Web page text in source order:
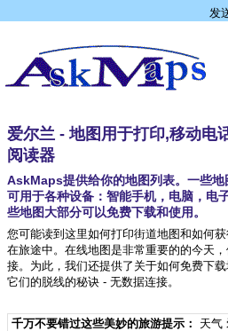
发
爱尔兰 - 地图用于打印,移动电
阅读器
AskMaps提供给你的地图列表。一些
可用于各种设备：智能手机，电脑，电
些地图大部分可以免费下载和使用。
您可能读到这里如何打印街道地图和如何
在旅途中。在线地图是非常重要的的今天
接。为此，我们还提供了关于如何免费下
它们的脱线的秘诀 - 无数据连接。
千万不要错过这些美妙的旅游提示： 天气